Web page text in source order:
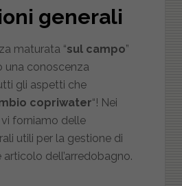
generali
maturata “sul campo”
una conoscenza
gli aspetti che
copriwater“! Nei
forniamo delle
utili per la gestione di
dell’arredobagno.